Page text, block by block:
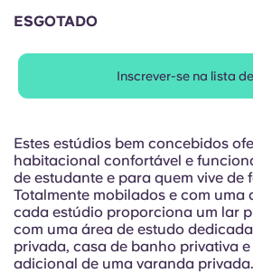
Italian
French
Portuguese
ESGOTADO
Inscrever-se na lista
Estes estúdios bem concebidos
habitacional confortável e
de estudante e para quem vive de
Totalmente mobilados e com uma
cada estúdio proporciona um lar
com uma área de estudo
privada, casa de banho privativa
adicional de uma varanda privada.